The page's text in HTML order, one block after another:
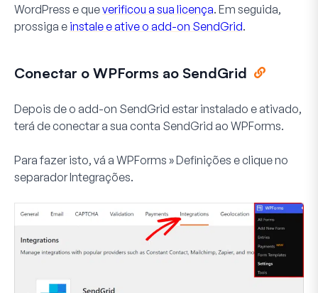
WordPress e queverificou a sua licença. Em seguida,
prossiga e instale e ative o add-on SendGrid.
Conectar o WPForms ao SendGrid
Depois de o add-on SendGrid estar instalado e ativado,
terá de conectar a sua conta SendGrid ao WPForms.
Para fazer isto, vá a WPForms » Definições e clique no
separadorIntegrações.